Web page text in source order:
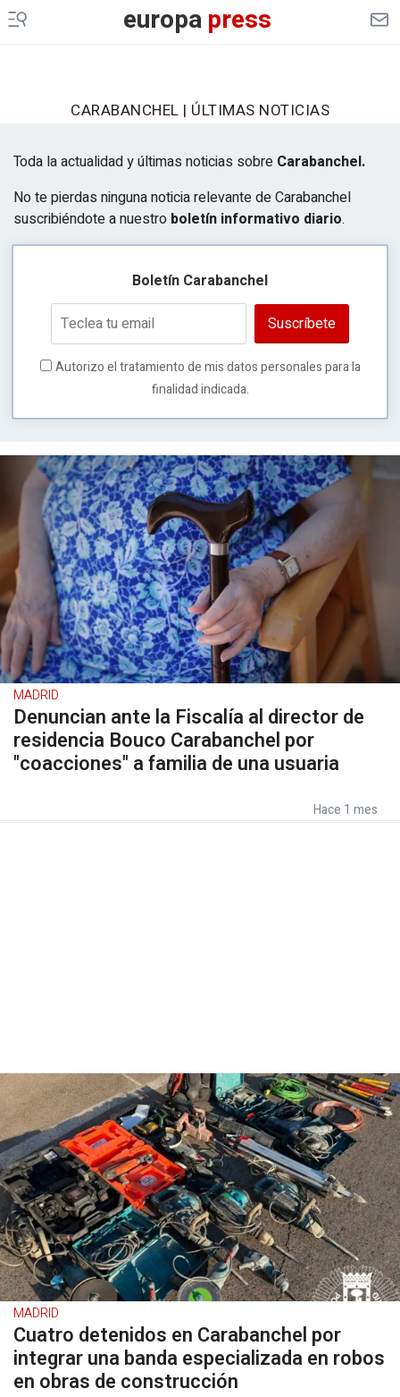
europapress
CARABANCHEL | ÚLTIMAS NOTICIAS
Toda la actualidad y últimas noticias sobre Carabanchel.
No te pierdas ninguna noticia relevante de Carabanchel
suscribiéndote a nuestro boletín informativo diario.
Boletín Carabanchel
Suscríbete
Autorizo el tratamiento de mis datos personales para la
finalidad indicada.
MADRID
Denuncian ante la Fiscalía al director de
residencia Bouco Carabanchel por
"coacciones" a familia de una usuaria
Hace 1 mes
MADRID
Cuatro detenidos en Carabanchel por
integrar una banda especializada en robos
en obras de construcción